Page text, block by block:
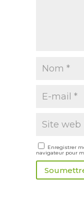
Enregistrer
navigateur pour